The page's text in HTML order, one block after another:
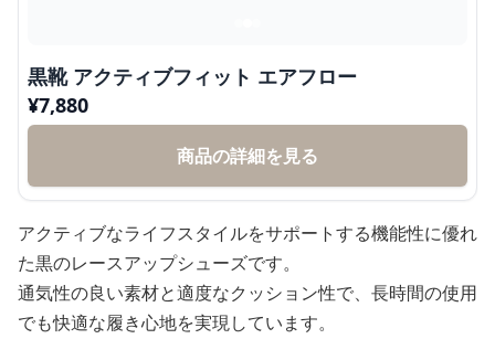
黒靴 アクティブフィット エアフロー
¥7,880
商品の詳細を見る
アクティブなライフスタイルをサポートする機能性に優れ
た黒のレースアップシューズです。
通気性の良い素材と適度なクッション性で、長時間の使用
でも快適な履き心地を実現しています。